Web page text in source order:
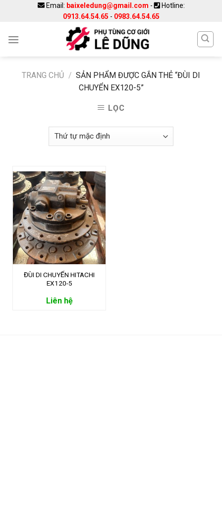
Email: baixeledung@gmail.com -
Hotline:
0913.64.54.65 - 0983.64.54.65
TRANG CHỦ / SẢN PHẨM ĐƯỢC GẮN THẺ “ĐÙI DI
CHUYỂN EX120-5”
LỌC
ĐÙI DI CHUYỂN HITACHI
EX120-5
Liên hệ